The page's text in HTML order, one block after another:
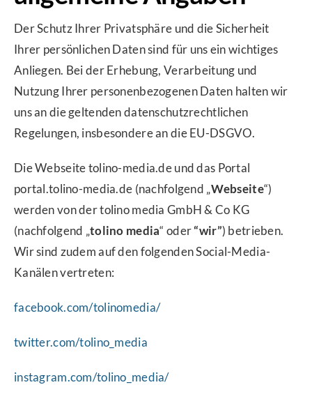
Der Schutz Ihrer Privatsphäre und die Sicherheit
Ihrer persönlichen Daten sind für uns ein wichtiges
Anliegen. Bei der Erhebung, Verarbeitung und
Nutzung Ihrer personenbezogenen Daten halten wir
uns an die geltenden datenschutzrechtlichen
Regelungen, insbesondere an die EU-DSGVO.
Die Webseite tolino-media.de und das Portal
portal.tolino-media.de (nachfolgend „Webseite“)
werden von der tolino media GmbH & Co KG
(nachfolgend „tolino media“ oder“wir”) betrieben.
Wir sind zudem auf den folgenden Social-Media-
Kanälen vertreten:
facebook.com/tolinomedia/
twitter.com/tolino_media
instagram.com/tolino_media/